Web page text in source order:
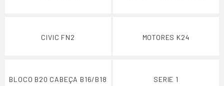
CIVIC FN2 MOTORES K24
BLOCO B20 CABEÇA B16/B18 SERIE 1